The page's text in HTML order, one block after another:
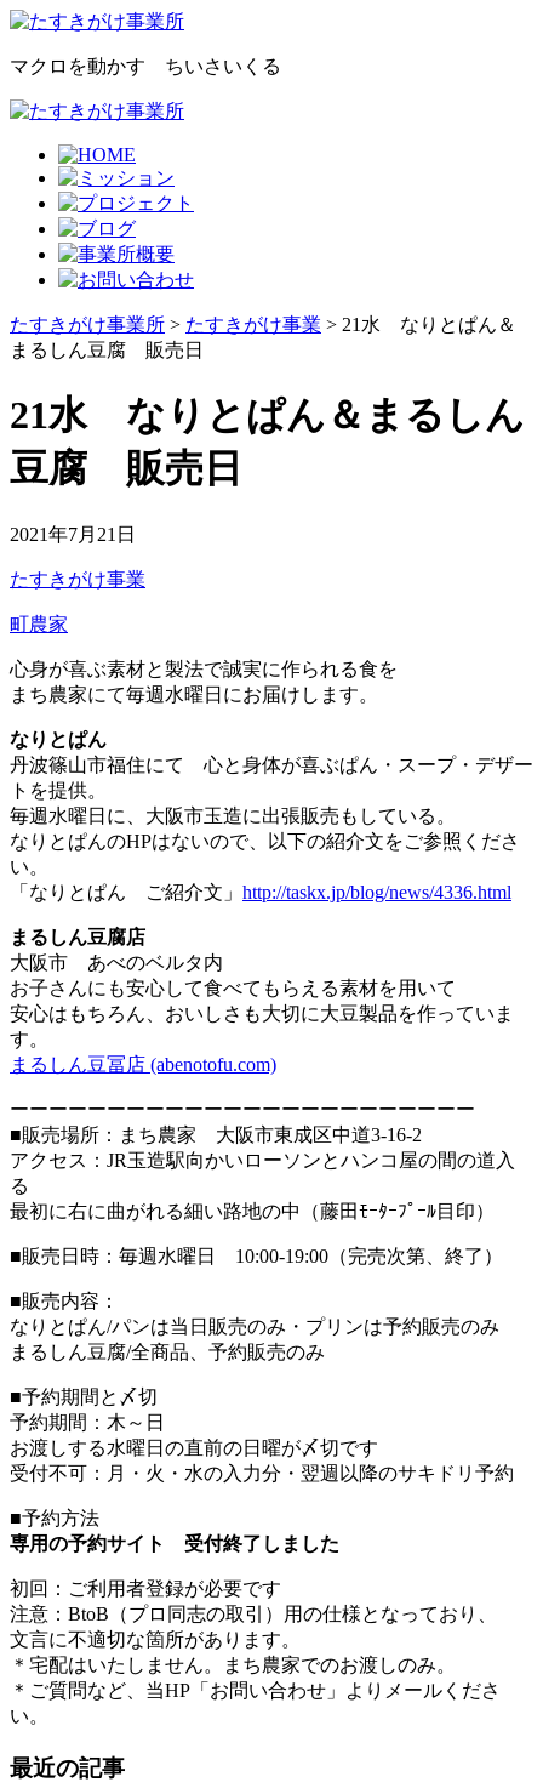
マクロを動かす ちいさいくる
たすきがけ事業所 > たすきがけ事業 > 21水 なりとぱん＆
まるしん豆腐 販売日
21水 なりとぱん＆まるしん
豆腐 販売日
2021年7月21日
たすきがけ事業
町農家
心身が喜ぶ素材と製法で誠実に作られる食を
まち農家にて毎週水曜日にお届けします。
なりとぱん
丹波篠山市福住にて 心と身体が喜ぶぱん・スープ・デザー
トを提供。
毎週水曜日に、大阪市玉造に出張販売もしている。
なりとぱんのHPはないので、以下の紹介文をご参照くださ
い。
「なりとぱん ご紹介文」 http://taskx.jp/blog/news/4336.html
まるしん豆腐店
大阪市 あべのベルタ内
お子さんにも安心して食べてもらえる素材を用いて
安心はもちろん、おいしさも大切に大豆製品を作っていま
す。
まるしん豆冨店 (abenotofu.com)
ーーーーーーーーーーーーーーーーーーーーーーーー
■販売場所：まち農家 大阪市東成区中道3-16-2
アクセス：JR玉造駅向かいローソンとハンコ屋の間の道入
る
最初に右に曲がれる細い路地の中（藤田ﾓｰﾀｰﾌﾟｰﾙ目印）
■販売日時：毎週水曜日 10:00-19:00（完売次第、終了）
■販売内容：
なりとぱん/パンは当日販売のみ・プリンは予約販売のみ
まるしん豆腐/全商品、予約販売のみ
■予約期間と〆切
予約期間：木～日
お渡しする水曜日の直前の日曜が〆切です
受付不可：月・火・水の入力分・翌週以降のサキドリ予約
■予約方法
専用の予約サイト 受付終了しました
初回：ご利用者登録が必要です
注意：BtoB（プロ同志の取引）用の仕様となっており、
文言に不適切な箇所があります。
＊宅配はいたしません。まち農家でのお渡しのみ。
＊ご質問など、当HP「お問い合わせ」よりメールくださ
い。
最近の記事